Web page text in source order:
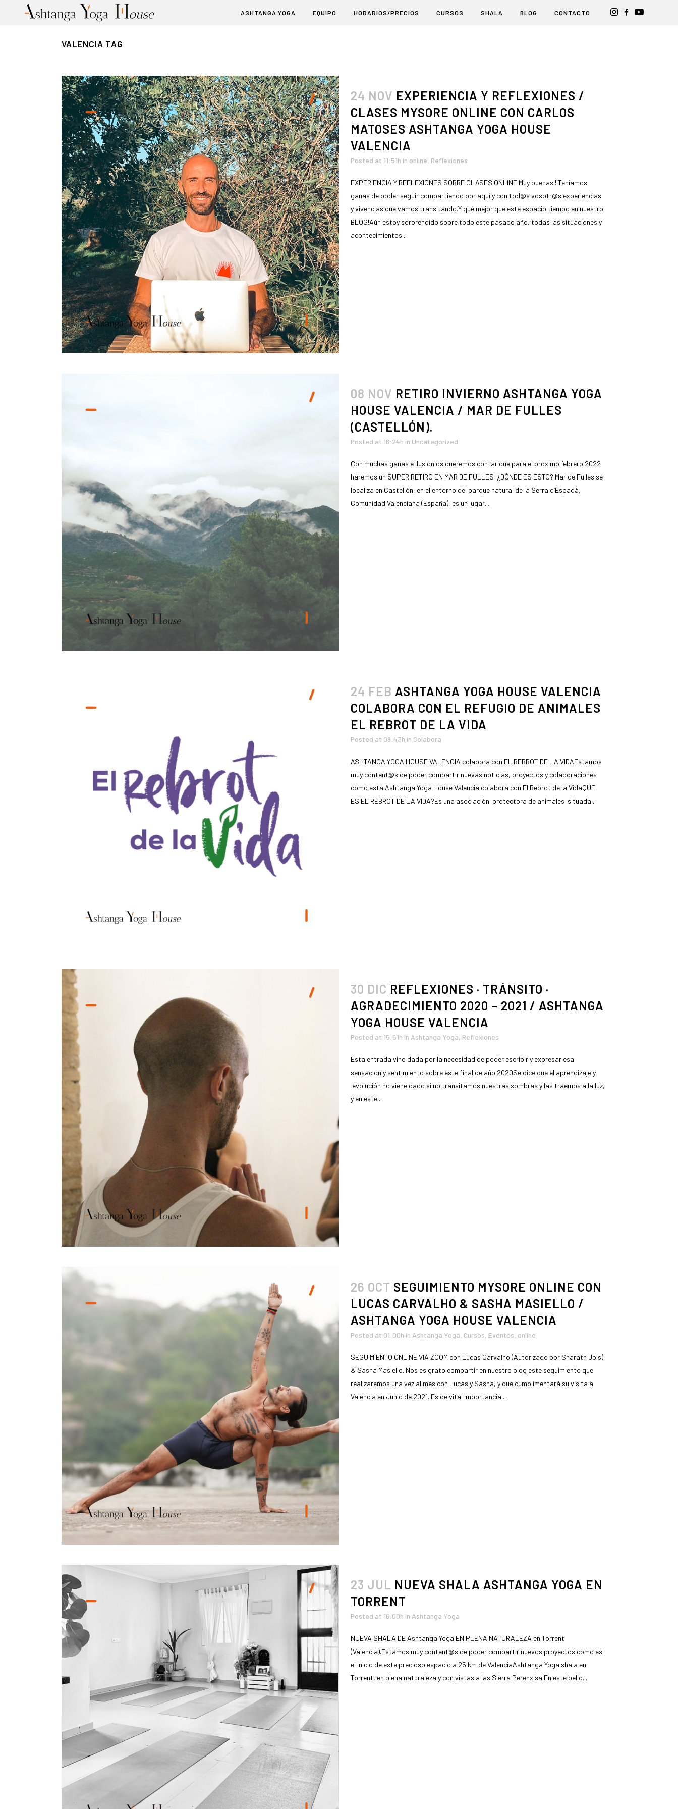
ASHTANGA YOGA EQUIPO HORARIOS/PRECIOS CURSOS SHALA BLOG CONTACTO
VALENCIA TAG
24 NOV EXPERIENCIA Y REFLEXIONES /
CLASES MYSORE ONLINE CON CARLOS
MATOSES ASHTANGA YOGA HOUSE
VALENCIA
Posted at 11:51h in online, Reflexiones
EXPERIENCIA Y REFLEXIONES SOBRE CLASES ONLINE Muy buenas!!!Teníamos
ganas de poder seguir compartiendo por aquí y con tod@s vosotr@s experiencias
y vivencias que vamos transitando.Y qué mejor que este espacio tiempo en nuestro
BLOG!Aún estoy sorprendido sobre todo este pasado año, todas las situaciones y
acontecimientos...
08 NOV RETIRO INVIERNO ASHTANGA YOGA
HOUSE VALENCIA / MAR DE FULLES
(CASTELLÓN).
Posted at 16:24h in Uncategorized
Con muchas ganas e ilusión os queremos contar que para el próximo febrero 2022
haremos un SUPER RETIRO EN MAR DE FULLES ¿DÓNDE ES ESTO? Mar de Fulles se
localiza en Castellón, en el entorno del parque natural de la Serra d’Espadà,
Comunidad Valenciana (España), es un lugar...
24 FEB ASHTANGA YOGA HOUSE VALENCIA
COLABORA CON EL REFUGIO DE ANIMALES
EL REBROT DE LA VIDA
Posted at 09:43h in Colabora
ASHTANGA YOGA HOUSE VALENCIA colabora con EL REBROT DE LA VIDAEstamos
muy content@s de poder compartir nuevas noticias, proyectos y colaboraciones
como esta.Ashtanga Yoga House Valencia colabora con El Rebrot de la VidaQUE
ES EL REBROT DE LA VIDA?Es una asociación protectora de animales situada...
30 DIC REFLEXIONES · TRÁNSITO ·
AGRADECIMIENTO 2020 – 2021 / ASHTANGA
YOGA HOUSE VALENCIA
Posted at 15:51h in Ashtanga Yoga, Reflexiones
Esta entrada vino dada por la necesidad de poder escribir y expresar esa
sensación y sentimiento sobre este final de año 2020Se dice que el aprendizaje y
evolución no viene dado si no transitamos nuestras sombras y las traemos a la luz,
y en este...
26 OCT SEGUIMIENTO MYSORE ONLINE CON
LUCAS CARVALHO & SASHA MASIELLO /
ASHTANGA YOGA HOUSE VALENCIA
Posted at 01:00h in Ashtanga Yoga, Cursos, Eventos, online
SEGUIMIENTO ONLINE VIA ZOOM con Lucas Carvalho (Autorizado por Sharath Jois)
& Sasha Masiello. Nos es grato compartir en nuestro blog este seguimiento que
realizaremos una vez al mes con Lucas y Sasha, y que cumplimentará su visita a
Valencia en Junio de 2021. Es de vital importancia...
23 JUL NUEVA SHALA ASHTANGA YOGA EN
TORRENT
Posted at 16:00h in Ashtanga Yoga
NUEVA SHALA DE Ashtanga Yoga EN PLENA NATURALEZA en Torrent
(Valencia).Estamos muy content@s de poder compartir nuevos proyectos como es
el inicio de este precioso espacio a 25 km de ValenciaAshtanga Yoga shala en
Torrent, en plena naturaleza y con vistas a las Sierra Perenxisa.En este bello...